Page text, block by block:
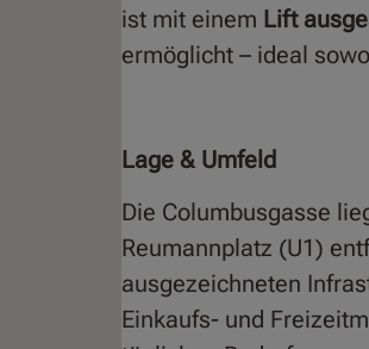
ist mit einem Lift
ermöglicht – ideal
Lage & Umfeld
Die Columbusgasse
Reumannplatz (U1)
ausgezeichneten
Einkaufs- und